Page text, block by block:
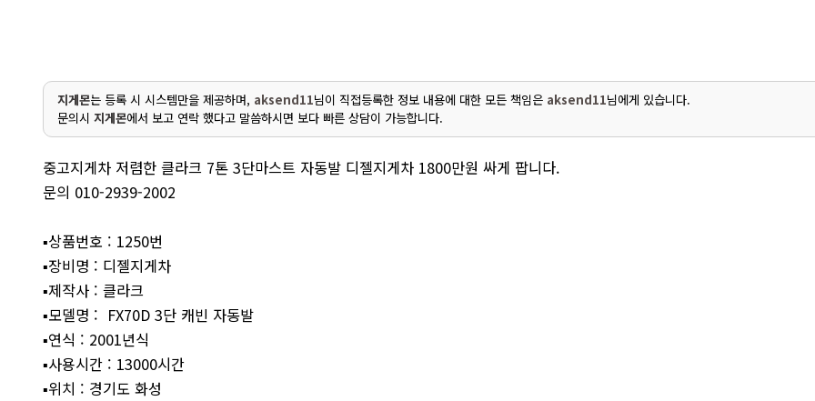
지게몬는 등록 시 시스템만을 제공하며, aksend11님이 직접등록한 정보 내용에 대한 모든 책임은aksend11님에게 있습니다.
문의시 지게몬에서 보고 연락 했다고 말씀하시면 보다 빠른 상담이 가능합니다.
중고지게차 저렴한 클라크 7톤 3단마스트 자동발 디젤지게차 1800만원 싸게 팝니다.
문의 010-2939-2002
▪︎상품번호 : 1250번
▪︎장비명 : 디젤지게차
▪︎제작사 : 클라크
▪︎모델명 : FX70D 3단 캐빈 자동발
▪︎연식 : 2001년식
▪︎사용시간 : 13000시간
▪︎위치 : 경기도 화성